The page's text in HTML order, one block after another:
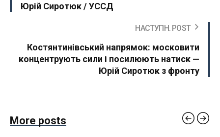
Юрій Сиротюк / УССД
НАСТУПН. POST
Костянтинівський напрямок: московити
концентрують сили і посилюють натиск —
Юрій Сиротюк з фронту
More posts